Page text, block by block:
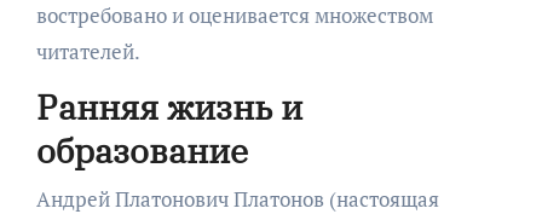
востребовано и оценивается множеством
читателей.
Ранняя жизнь и
образование
Андрей Платонович Платонов (настоящая